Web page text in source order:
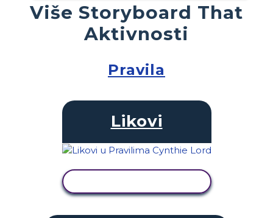
Više Storyboard That
Aktivnosti
Pravila
Likovi